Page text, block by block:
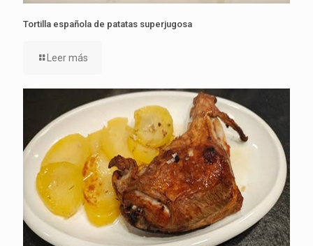
Tortilla española de patatas superjugosa
Leer más